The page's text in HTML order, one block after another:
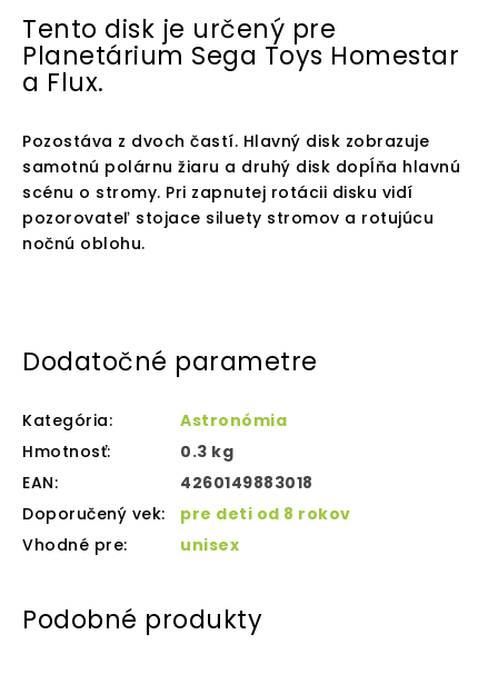
Tento disk je určený pre
Planetárium Sega Toys Homestar
a Flux.
Pozostáva z dvoch častí. Hlavný disk zobrazuje
samotnú polárnu žiaru a druhý disk dopĺňa hlavnú
scénu o stromy. Pri zapnutej rotácii disku vidí
pozorovateľ stojace siluety stromov a rotujúcu
nočnú oblohu.
Dodatočné parametre
Kategória:
Astronómia
Hmotnosť:
0.3 kg
EAN:
4260149883018
Doporučený vek:
pre deti od 8 rokov
Vhodné pre: unisex